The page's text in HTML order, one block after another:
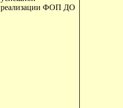
реализации ФОП ДО